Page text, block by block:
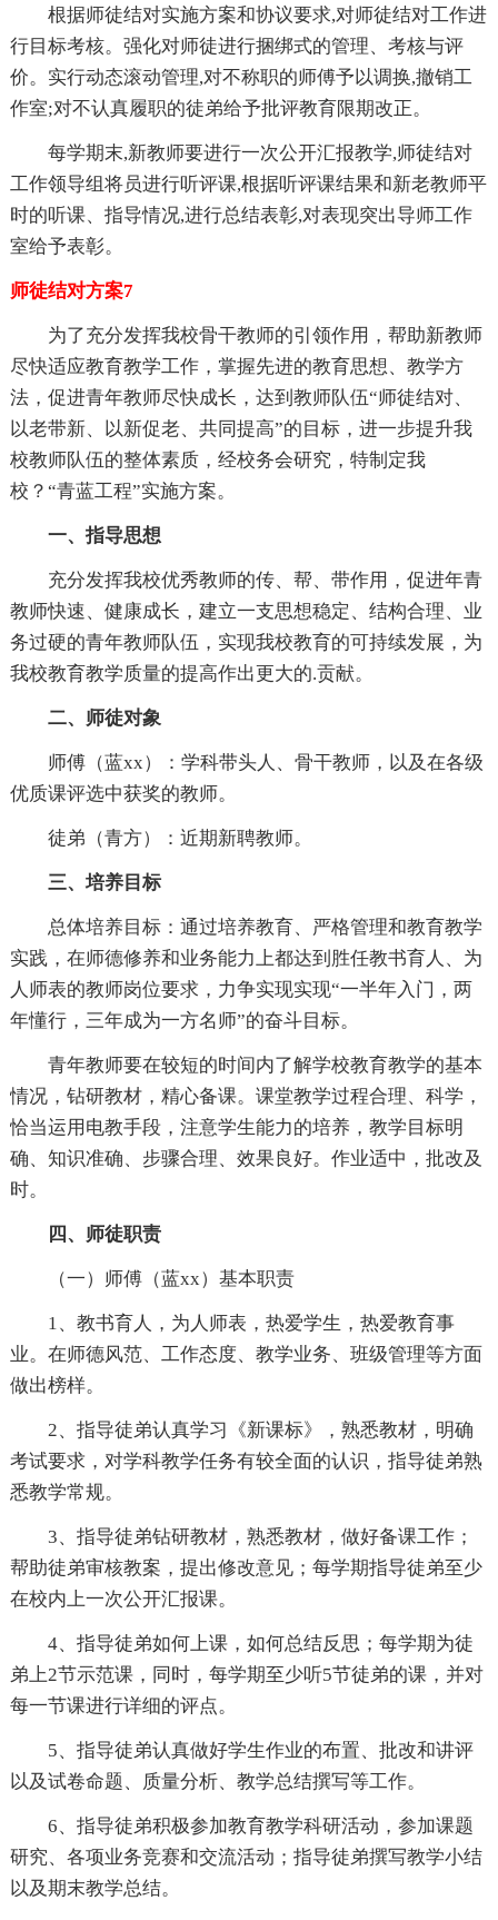
根据师徒结对实施方案和协议要求,对师徒结对工作进
行目标考核。强化对师徒进行捆绑式的管理、考核与评
价。实行动态滚动管理,对不称职的师傅予以调换,撤销工
作室;对不认真履职的徒弟给予批评教育限期改正。
每学期末,新教师要进行一次公开汇报教学,师徒结对
工作领导组将员进行听评课,根据听评课结果和新老教师平
时的听课、指导情况,进行总结表彰,对表现突出导师工作
室给予表彰。
师徒结对方案7
为了充分发挥我校骨干教师的引领作用，帮助新教师
尽快适应教育教学工作，掌握先进的教育思想、教学方
法，促进青年教师尽快成长，达到教师队伍“师徒结对、
以老带新、以新促老、共同提高”的目标，进一步提升我
校教师队伍的整体素质，经校务会研究，特制定我
校？“青蓝工程”实施方案。
一、指导思想
充分发挥我校优秀教师的传、帮、带作用，促进年青
教师快速、健康成长，建立一支思想稳定、结构合理、业
务过硬的青年教师队伍，实现我校教育的可持续发展，为
我校教育教学质量的提高作出更大的.贡献。
二、师徒对象
师傅（蓝xx）：学科带头人、骨干教师，以及在各级
优质课评选中获奖的教师。
徒弟（青方）：近期新聘教师。
三、培养目标
总体培养目标：通过培养教育、严格管理和教育教学
实践，在师德修养和业务能力上都达到胜任教书育人、为
人师表的教师岗位要求，力争实现实现“一半年入门，两
年懂行，三年成为一方名师”的奋斗目标。
青年教师要在较短的时间内了解学校教育教学的基本
情况，钻研教材，精心备课。课堂教学过程合理、科学，
恰当运用电教手段，注意学生能力的培养，教学目标明
确、知识准确、步骤合理、效果良好。作业适中，批改及
时。
四、师徒职责
（一）师傅（蓝xx）基本职责
1、教书育人，为人师表，热爱学生，热爱教育事
业。在师德风范、工作态度、教学业务、班级管理等方面
做出榜样。
2、指导徒弟认真学习《新课标》，熟悉教材，明确
考试要求，对学科教学任务有较全面的认识，指导徒弟熟
悉教学常规。
3、指导徒弟钻研教材，熟悉教材，做好备课工作；
帮助徒弟审核教案，提出修改意见；每学期指导徒弟至少
在校内上一次公开汇报课。
4、指导徒弟如何上课，如何总结反思；每学期为徒
弟上2节示范课，同时，每学期至少听5节徒弟的课，并对
每一节课进行详细的评点。
5、指导徒弟认真做好学生作业的布置、批改和讲评
以及试卷命题、质量分析、教学总结撰写等工作。
6、指导徒弟积极参加教育教学科研活动，参加课题
研究、各项业务竞赛和交流活动；指导徒弟撰写教学小结
以及期末教学总结。